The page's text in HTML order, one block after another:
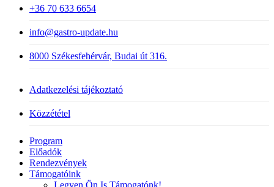
+36 70 633 6654
info@gastro-update.hu
8000 Székesfehérvár, Budai út 316.
Adatkezelési tájékoztató
Közzététel
Close
Menu
Program
Előadók
Rendezvények
Támogatóink